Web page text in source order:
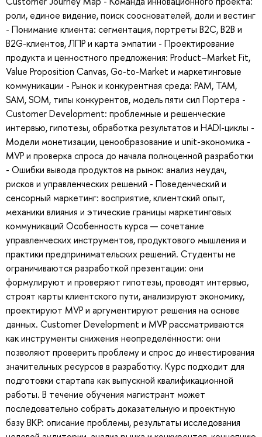
роли, единое видение, поиск сооснователей, доли и вестинг
- Понимание клиента: сегментация, портреты B2C, B2B и
B2G-клиентов, ЛПР и карта эмпатии - Проектирование
продукта и ценностного предложения: Product–Market Fit,
Value Proposition Canvas, Go-to-Market и маркетинговые
коммуникации - Рынок и конкурентная среда: PAM, TAM,
SAM, SOM, типы конкурентов, модель пяти сил Портера -
Customer Development: проблемные и решенческие
интервью, гипотезы, обработка результатов и HADI-циклы -
Модели монетизации, ценообразование и unit-экономика -
MVP и проверка спроса до начала полноценной разработки
- Ошибки вывода продуктов на рынок: анализ неудач,
рисков и управленческих решений - Поведенческий и
сенсорный маркетинг: восприятие, клиентский опыт,
механики влияния и этические границы маркетинговых
коммуникаций Особенность курса — сочетание
управленческих инструментов, продуктового мышления и
практики предпринимательских решений. Студенты не
ограничиваются разработкой презентации: они
формулируют и проверяют гипотезы, проводят интервью,
строят карты клиентского пути, анализируют экономику,
проектируют MVP и аргументируют решения на основе
данных. Customer Development и MVP рассматриваются
как инструменты снижения неопределённости: они
позволяют проверить проблему и спрос до инвестирования
значительных ресурсов в разработку. Курс подходит для
подготовки стартапа как выпускной квалификационной
работы. В течение обучения магистрант может
последовательно собрать доказательную и проектную
базу ВКР: описание проблемы, результаты исследования